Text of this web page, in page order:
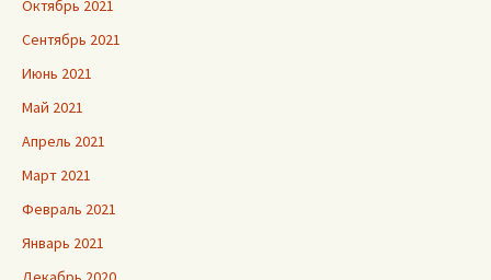
Октябрь 2021
Сентябрь 2021
Июнь 2021
Май 2021
Апрель 2021
Март 2021
Февраль 2021
Январь 2021